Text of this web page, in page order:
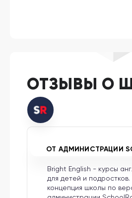
ОТЗЫВЫ О
ОТ АДМИНИСТРАЦИИ
Bright English - курсы
для детей и
концепция школы по